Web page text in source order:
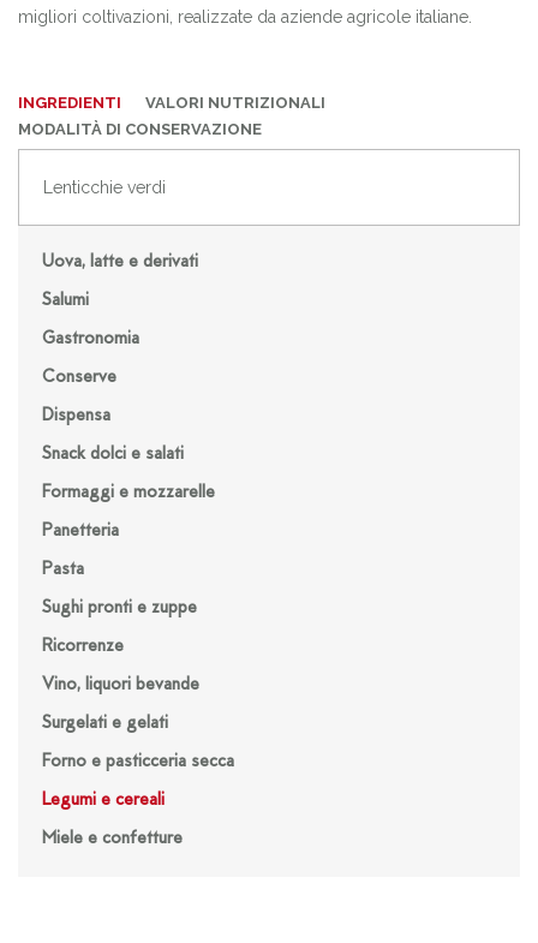
Uova, latte e derivati
Salumi
Gastronomia
Conserve
Dispensa
Snack dolci e salati
Formaggi e mozzarelle
Panetteria
Pasta
Sughi pronti e zuppe
Ricorrenze
Vino, liquori bevande
Surgelati e gelati
Forno e pasticceria secca
Legumi e cereali
Miele e confetture
migliori coltivazioni, realizzate da aziende agricole italiane.
INGREDIENTI
VALORI NUTRIZIONALI
MODALITÀ DI CONSERVAZIONE
Lenticchie verdi